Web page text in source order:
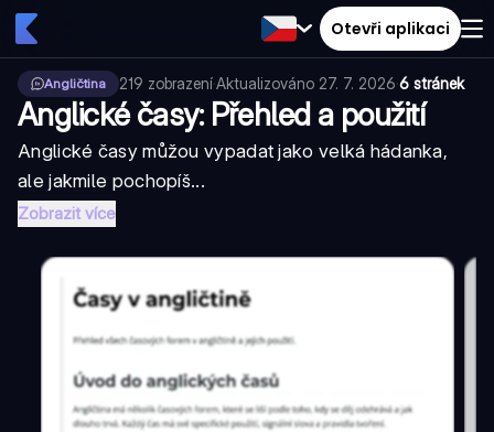
Otevři aplikaci
Angličtina 219 zobrazení·Aktualizováno 27. 7. 2026·6 stránek
Anglické časy: Přehled a použití
Anglické časy můžou vypadat jako velká hádanka,
ale jakmile pochopíš...
Zobrazit více